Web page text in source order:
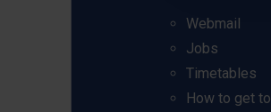
Webmail
Jobs
Timetables
How to get to